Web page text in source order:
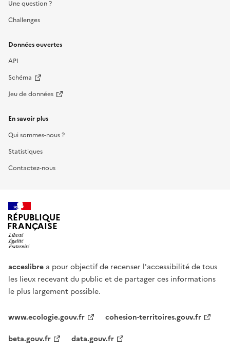
Une question ?
Challenges
Données ouvertes
API
Schéma
Jeu de données
En savoir plus
Qui sommes-nous ?
Statistiques
Contactez-nous
RÉPUBLIQUE
FRANÇAISE
acceslibre a pour objectif de recenser l'accessibilité de tous
les lieux recevant du public et de partager ces informations
le plus largement possible.
www.ecologie.gouv.fr
cohesion-territoires.gouv.fr
beta.gouv.fr
data.gouv.fr